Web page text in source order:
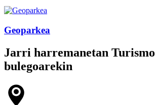
Geoparkea
Jarri harremanetan Turismo
bulegoarekin